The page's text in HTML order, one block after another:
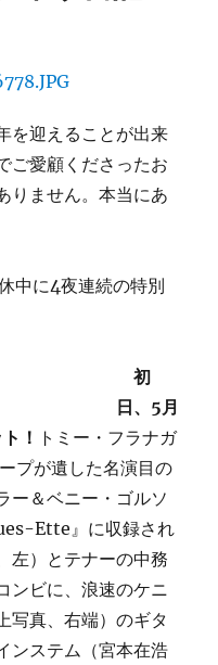
を迎えることが出来
ご愛顧くださったお
りません。本当にあ
中に4夜連続の特別
初
日、5月
！
トミー・フラナガ
プが遺した名演目の
ー＆ベニー・ゴルソ
Ette』に収録され
左）とテナーの中務
ンビに、浪速のケニ
写真、右端）のギタ
ンステム（宮本在浩